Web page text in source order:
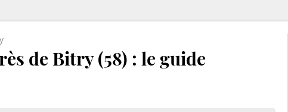
de Bitry (58) : le guide